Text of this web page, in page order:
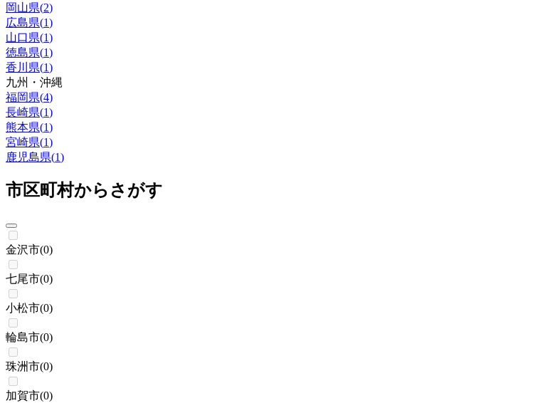
岡山県(2)
広島県(1)
山口県(1)
徳島県(1)
香川県(1)
九州・沖縄
福岡県(4)
長崎県(1)
熊本県(1)
宮崎県(1)
鹿児島県(1)
市区町村からさがす
金沢市(0)
七尾市(0)
小松市(0)
輪島市(0)
珠洲市(0)
加賀市(0)